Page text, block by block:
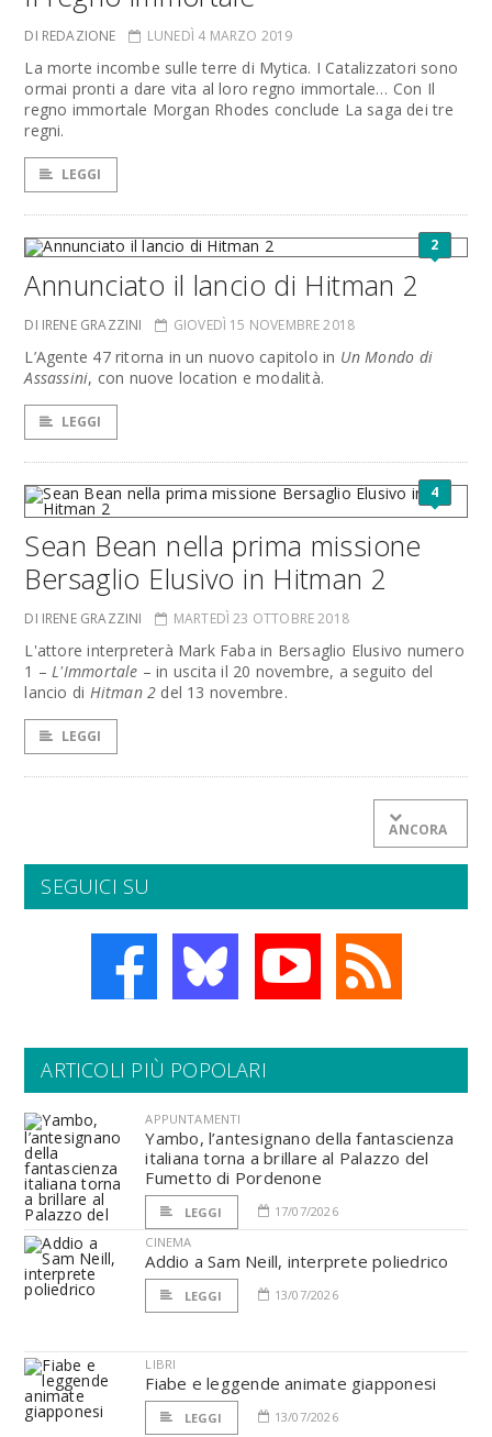
DI REDAZIONE LUNEDÌ 4 MARZO 2019
La morte incombe sulle terre di Mytica. I Catalizzatori sono
ormai pronti a dare vita al loro regno immortale… Con Il
regno immortale Morgan Rhodes conclude La saga dei tre
regni.
LEGGI
2
Annunciato il lancio di Hitman 2
DI IRENE GRAZZINI GIOVEDÌ 15 NOVEMBRE 2018
L’Agente 47 ritorna in un nuovo capitolo in Un Mondo di
Assassini, con nuove location e modalità.
LEGGI
4
Sean Bean nella prima missione
Bersaglio Elusivo in Hitman 2
DI IRENE GRAZZINI MARTEDÌ 23 OTTOBRE 2018
L'attore interpreterà Mark Faba in Bersaglio Elusivo numero
1 –L'Immortale – in uscita il 20 novembre, a seguito del
lancio di Hitman 2 del 13 novembre.
LEGGI
ANCORA
SEGUICI SU
ARTICOLI PIÙ POPOLARI
APPUNTAMENTI
Yambo, l’antesignano della fantascienza
italiana torna a brillare al Palazzo del
Fumetto di Pordenone
LEGGI
17/07/2026
CINEMA
Addio a Sam Neill, interprete poliedrico
LEGGI 13/07/2026
LIBRI
Fiabe e leggende animate giapponesi
LEGGI 13/07/2026